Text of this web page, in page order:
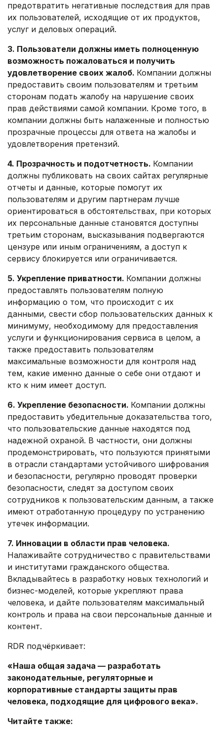
предотвратить негативные последствия для прав
их пользователей, исходящие от их продуктов,
услуг и деловых операций.
3. Пользователи должны иметь полноценную
возможность пожаловаться и получить
удовлетворение своих жалоб. Компании должны
предоставить своим пользователям и третьим
сторонам подать жалобу на нарушение своих
прав действиями самой компании. Кроме того, в
компании должны быть налаженные и полностью
прозрачные процессы для ответа на жалобы и
удовлетворения претензий.
4. Прозрачность и подотчетность. Компании
должны публиковать на своих сайтах регулярные
отчеты и данные, которые помогут их
пользователям и другим партнерам лучше
ориентироваться в обстоятельствах, при которых
их персональные данные становятся доступны
третьим сторонам, высказывания подвергаются
цензуре или иным ограничениям, а доступ к
сервису блокируется или ограничивается.
5. Укрепление приватности. Компании должны
предоставлять пользователям полную
информацию о том, что происходит с их
данными, свести сбор пользовательских данных к
минимуму, необходимому для предоставления
услуги и функционирования сервиса в целом, а
также предоставить пользователям
максимальные возможности для контроля над
тем, какие именно данные о себе они отдают и
кто к ним имеет доступ.
6. Укрепление безопасности. Компании должны
предоставить убедительные доказательства того,
что пользовательские данные находятся под
надежной охраной. В частности, они должны
продемонстрировать, что пользуются принятыми
в отрасли стандартами устойчивого шифрования
и безопасности, регулярно проводят проверки
безопасности, следят за доступом своих
сотрудников к пользовательским данным, а также
имеют отработанную процедуру по устранению
утечек информации.
7. Инновации в области прав человека.
Налаживайте сотрудничество с правительствами
и институтами гражданского общества.
Вкладывайтесь в разработку новых технологий и
бизнес-моделей, которые укрепляют права
человека, и дайте пользователям максимальный
контроль и права на свои персональные данные и
контент.
RDR подчёркивает:
«Наша общая задача — разработать
законодательные, регуляторные и
корпоративные стандарты защиты прав
человека, подходящие для цифрового века».
Читайте также: